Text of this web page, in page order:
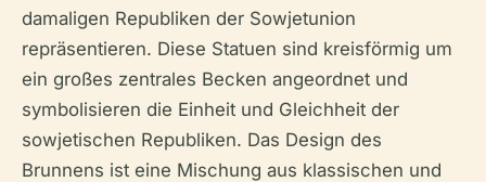
damaligen Republiken der Sowjetunion
repräsentieren. Diese Statuen sind kreisförmig um
ein großes zentrales Becken angeordnet und
symbolisieren die Einheit und Gleichheit der
sowjetischen Republiken. Das Design des
Brunnens ist eine Mischung aus klassischen und